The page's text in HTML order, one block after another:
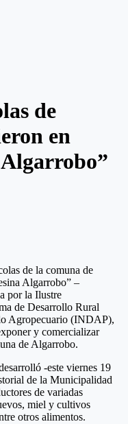
de
en
de la comuna de
Algarrobo” –
por la Ilustre
de Desarrollo Rural
Agropecuario (INDAP),
y comercializar
de Algarrobo.
-este viernes 19
de la Municipalidad
de variadas
miel y cultivos
otros alimentos.